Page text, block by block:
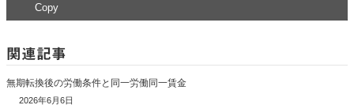
Copy
関連記事
無期転換後の労働条件と同一労働同一賃金
2026年6月6日